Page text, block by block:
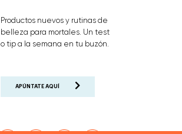
Productos nuevos y rutinas de
belleza para mortales. Un test
o tip a la semana en tu buzón.
APÚNTATE AQUÍ